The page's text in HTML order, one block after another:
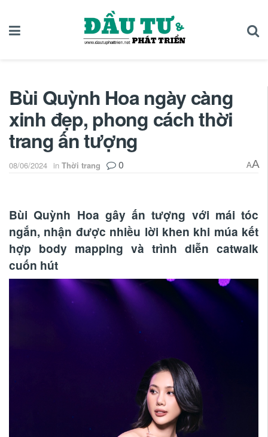
Bùi Quỳnh Hoa ngày càng
xinh đẹp, phong cách thời
trang ấn tượng
08/06/2024 in Thời trang 0 AA
Bùi Quỳnh Hoa gây ấn tượng với mái tóc
ngắn, nhận được nhiều lời khen khi múa kết
hợp body mapping và trình diễn catwalk
cuốn hút